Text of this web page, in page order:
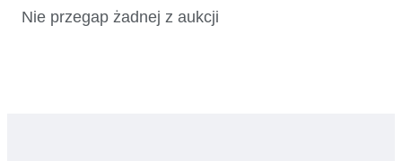
Nie przegap żadnej z aukcji